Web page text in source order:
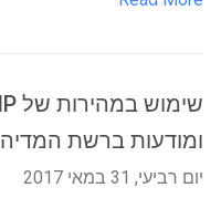
ומודעות ברשת המדיה
יום רביעי, 31 במאי 2017